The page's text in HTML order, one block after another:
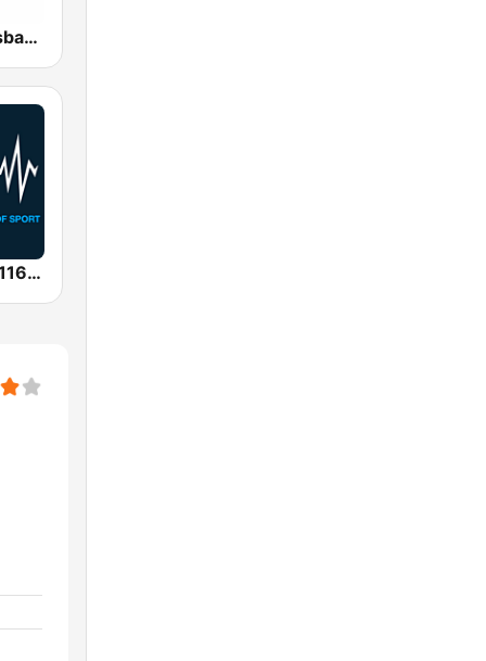
4BC 882 Brisbane
SEN Sports 1116 AM